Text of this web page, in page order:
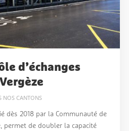
d’échanges
NOS CANTONS
dès 2018 par la Communauté de
permet de doubler la capacité